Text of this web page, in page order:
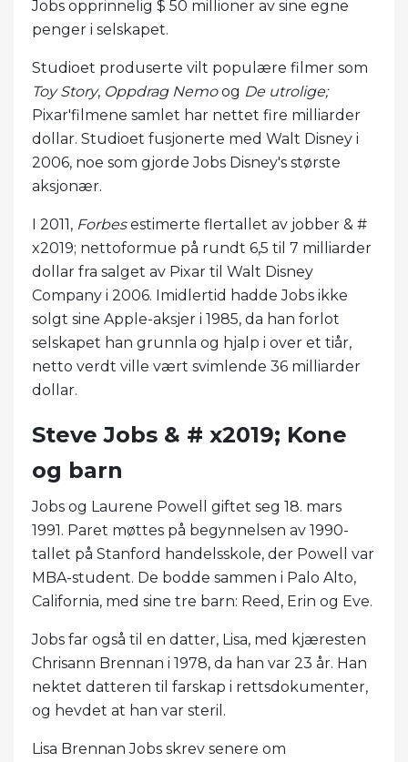
Jobs opprinnelig $ 50 millioner av sine egne
penger i selskapet.
Studioet produserte vilt populære filmer som
Toy Story, Oppdrag Nemoog De utrolige;
Pixar'filmene samlet har nettet fire milliarder
dollar. Studioet fusjonerte med Walt Disney i
2006, noe som gjorde Jobs Disney's største
aksjonær.
I 2011, Forbesestimerte flertallet av jobber & #
x2019; nettoformue på rundt 6,5 til 7 milliarder
dollar fra salget av Pixar til Walt Disney
Company i 2006. Imidlertid hadde Jobs ikke
solgt sine Apple-aksjer i 1985, da han forlot
selskapet han grunnla og hjalp i over et tiår,
netto verdt ville vært svimlende 36 milliarder
dollar.
Steve Jobs & # x2019; Kone
og barn
Jobs og Laurene Powell giftet seg 18. mars
1991. Paret møttes på begynnelsen av 1990-
tallet på Stanford handelsskole, der Powell var
MBA-student. De bodde sammen i Palo Alto,
California, med sine tre barn: Reed, Erin og Eve.
Jobs far også til en datter, Lisa, med kjæresten
Chrisann Brennan i 1978, da han var 23 år. Han
nektet datteren til farskap i rettsdokumenter,
og hevdet at han var steril.
Lisa Brennan Jobs skrev senere om